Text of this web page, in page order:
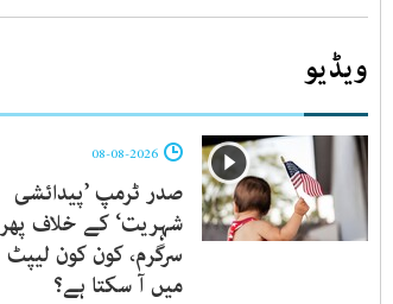
ویڈیو
صدر ٹرمپ ’پیدائشی
شہریت‘ کے خلاف پھر
سرگرم، کون کون لیپٹ
میں آ سکتا ہے؟